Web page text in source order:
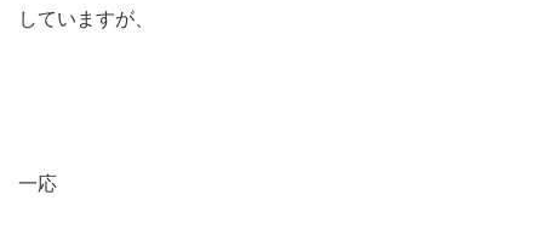
していますが、
一応